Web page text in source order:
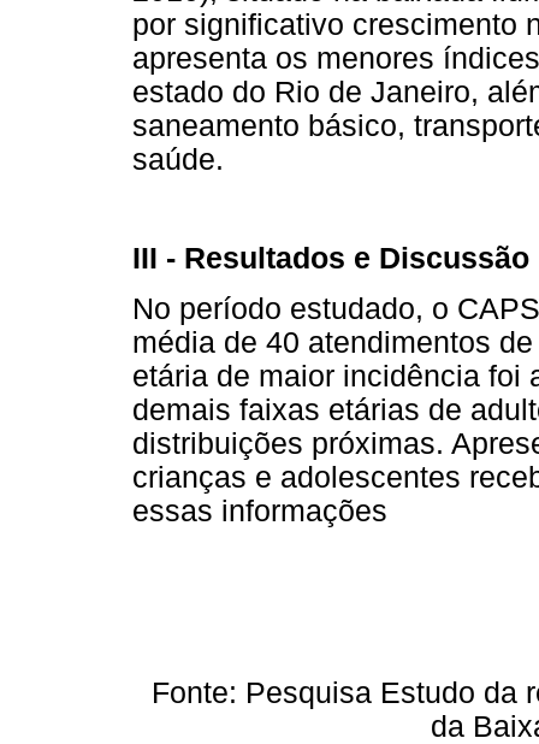
por significativo crescimento
apresenta os menores
estado do Rio de Janeiro,
saneamento básico,
saúde.
III - Resultados e Discussão
No período estudado, o
média de 40 atendimentos
etária de maior incidência foi
demais faixas etárias de
distribuições próximas.
crianças e adolescentes
essas informações
Fonte: Pesquisa Estudo da
da